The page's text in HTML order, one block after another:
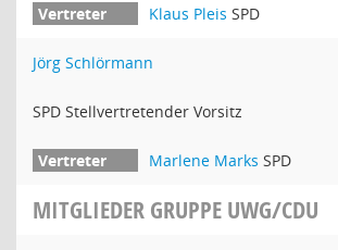
Klaus Pleis SPD
Jörg Schlörmann
SPD Stellvertretender Vorsitz
Marlene Marks SPD
MITGLIEDER GRUPPE UWG/CDU